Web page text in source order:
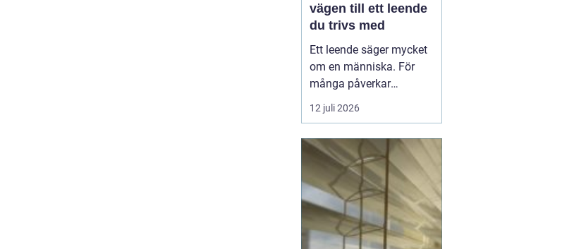
vägen till ett leende
du trivs med
Ett leende säger mycket
om en människa. För
många påverkar
tändernas utseende
både självförtroendet
sociala situationer.
estetisk tandvård
handlar om att skapa
et...
12 juli 2026